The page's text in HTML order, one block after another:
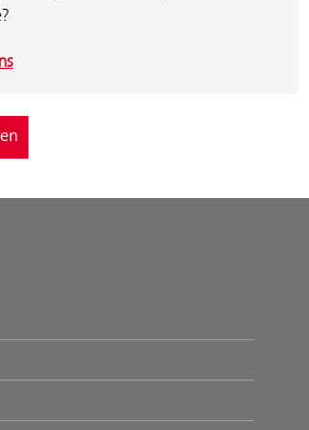
zur Favoritenliste hinzu